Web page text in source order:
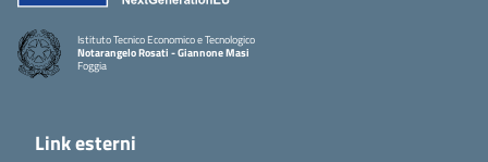
Istituto Tecnico Economico e Tecnologico
Notarangelo Rosati - Giannone Masi
Foggia
Link esterni